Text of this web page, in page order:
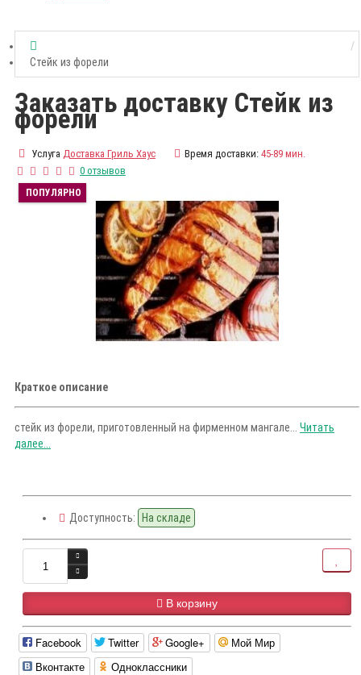
Стейк из форели
Заказать доставку Стейк из
форели
Услуга Доставка Гриль Хаус Время доставки: 45-89 мин.
0 отзывов
ПОПУЛЯРНО
Краткое описание
стейк из форели, приготовленный на фирменном мангале... Читать
далее...
Доступность: На складе
В корзину
Facebook Twitter Google+
Мой Мир
Вконтакте
Одноклассники